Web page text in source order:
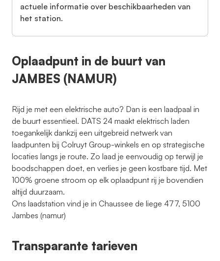
actuele informatie over beschikbaarheden van
het station.
Oplaadpunt in de buurt van
JAMBES (NAMUR)
Rijd je met een elektrische auto? Dan is een laadpaal in
de buurt essentieel. DATS 24 maakt elektrisch laden
toegankelijk dankzij een uitgebreid netwerk van
laadpunten bij Colruyt Group-winkels en op strategische
locaties langs je route. Zo laad je eenvoudig op terwijl je
boodschappen doet, en verlies je geen kostbare tijd. Met
100% groene stroom op elk oplaadpunt rij je bovendien
altijd duurzaam.
Ons laadstation vind je in Chaussee de liege 477, 5100
Jambes (namur)
Transparante tarieven